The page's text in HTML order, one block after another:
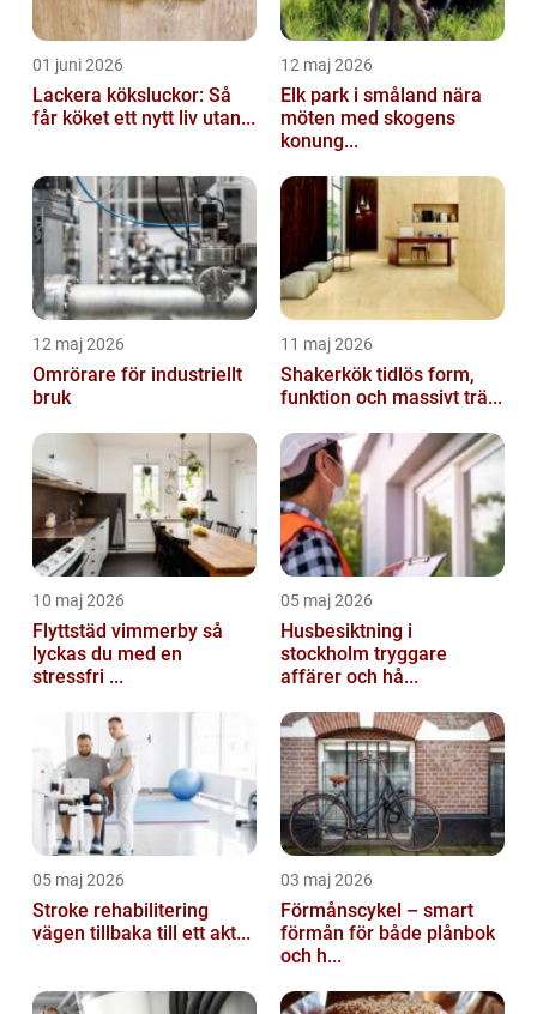
01 juni 2026
Lackera köksluckor: Så
får köket ett nytt liv utan...
12 maj 2026
Elk park i småland nära
möten med skogens
konung...
12 maj 2026
Omrörare för industriellt
bruk
11 maj 2026
Shakerkök tidlös form,
funktion och massivt trä...
10 maj 2026
Flyttstäd vimmerby så
lyckas du med en
stressfri ...
05 maj 2026
Husbesiktning i
stockholm tryggare
affärer och hå...
05 maj 2026
Stroke rehabilitering
vägen tillbaka till ett akt...
03 maj 2026
Förmånscykel – smart
förmån för både plånbok
och h...